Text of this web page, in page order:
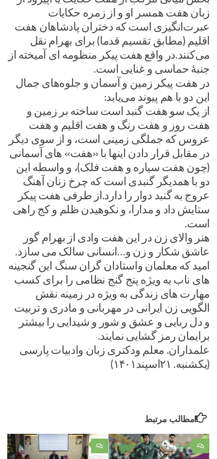
زبان هفت همسر او و از زمره حکایات
عبرت‌انگیزی است که دختران پادشاهان هفت
اقلیم (مطابق تقسیم قدما) برای بهرام نقل
می‌کنند.در واقع هفت پیکر منظومه ای آمیخته از
جنبهٔ حماسی و غنایی است.
در هفت پیکر زمین و آسمان و جلوه‌های جمال
این دو با هم پیوند می‌یابد:
از یک سو هفت گنبد است ساخته بر زمین و
هفت روز و هفت رنگ و هفت اقلیم و هفت
عروس که جملگی زمینی است، و از سوی دیگر
در مقابل قرار دادن اینها با «هفت» های آسمانی
(چون هفت سیاره و هفت فلک)، و واسطه این
دو با همدیگر گنبدی است که چرخ زنان آهنگ
عروج به گنبد دوار را دارد.از طرفی هفت پیکر
ستایش داد و مدارا، و نکوهیدن ظلم و کج راهی
است.
هنر والای زن در این هفت وادی از بهرام گور
عاشق شکار و زن و…انسانی سالک می سازد.
امید که معلمان واستادان گران سنگ این گنجینه
های ناب به ویژه پنج گنج نظامی را برای کسب
مهارت های زندگی به ویژه در زمینه نقش
الگویی زن ایرانی در مهربانی و مادری و تربیت
و دل ربایی و عشق و شور و شیدایی را بیشتر
برایمان رمز گشایی نمایند.
علمداران. معلم ودکتری زبان وادبیات پارسی
(یکشنبه. ۲۱اسپند۱۴۰۱)
مطالب مرتبط
۰ ۰